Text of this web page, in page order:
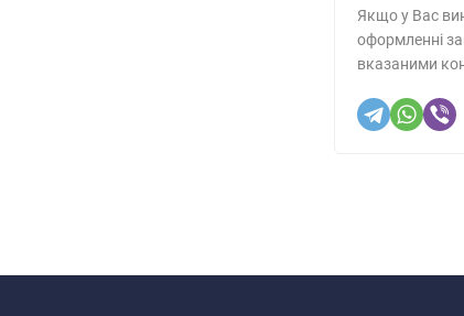
Якщо у Вас
оформленні
вказаними